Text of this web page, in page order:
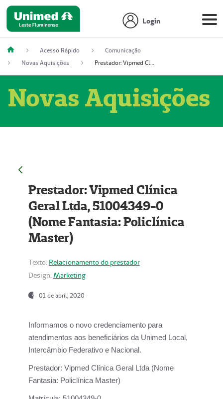
Login
Acesso Rápido
Comunicação
Novas Aquisições
Prestador: Vipmed Clínica Geral Ltda, 51004349-0 (Nome Fantasia: Policlínica Master)
Novas Aquisições
Prestador: Vipmed Clínica
Geral Ltda, 51004349-0
(Nome Fantasia: Policlínica
Master)
Texto: Relacionamento do prestador
Design: Marketing
01 de abril, 2020
Informamos o novo credenciamento para
atendimentos aos beneficiários da Unimed Local,
Intercâmbio Federativo e Nacional.
Prestador: Vipmed Clínica Geral Ltda (Nome
Fantasia: Policlínica Master)